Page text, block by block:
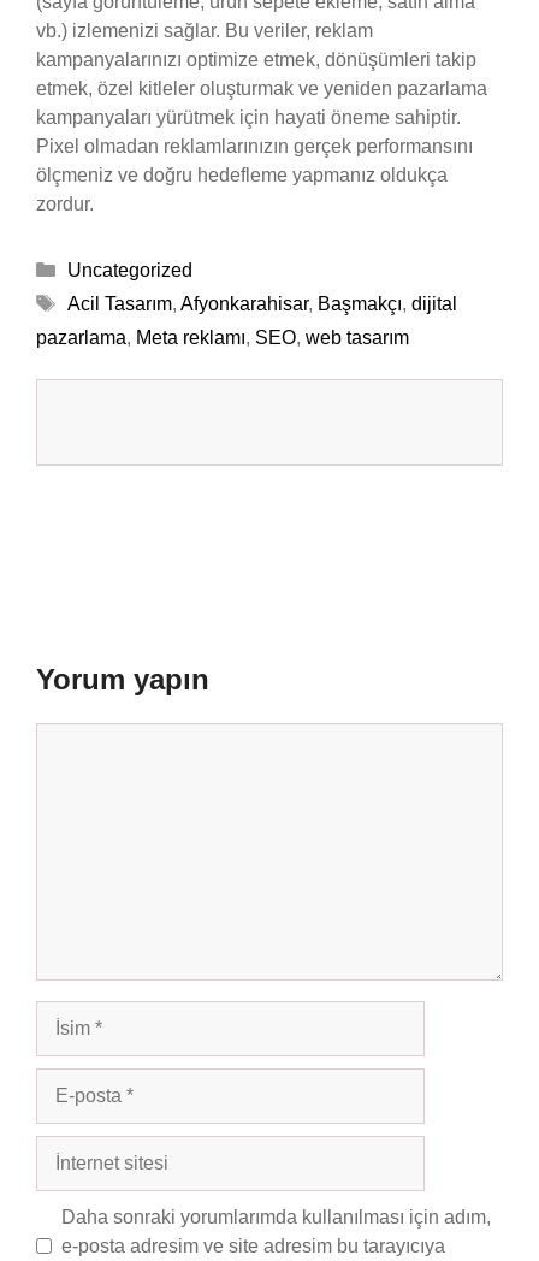
vb.) izlemenizi sağlar. Bu veriler, reklam
kampanyalarınızı optimize etmek, dönüşümleri takip
etmek, özel kitleler oluşturmak ve yeniden pazarlama
kampanyaları yürütmek için hayati öneme sahiptir.
Pixel olmadan reklamlarınızın gerçek performansını
ölçmeniz ve doğru hedefleme yapmanız oldukça
zordur.
Kategoriler
Uncategorized
Etiketler
Acil Tasarım, Afyonkarahisar, Başmakçı, dijital
pazarlama, Meta reklamı, SEO, web tasarım
Yorum yapın
İsim
posta
İnternet
Daha sonraki yorumlarımda kullanılması için adım,
e-posta adresim ve site adresim bu tarayıcıya